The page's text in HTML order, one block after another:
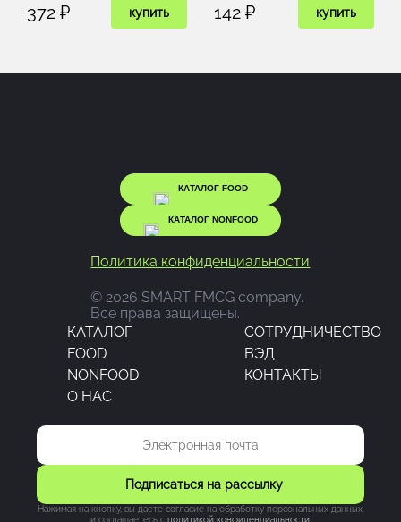
372 ₽ купить 142 ₽ купить
КАТАЛОГ FOOD
КАТАЛОГ NONFOOD
Политика конфиденциальности
© 2026 SMART FMCG company.
Все права защищены.
КАТАЛОГ
CОТРУДНИЧЕСТВО
FOOD
ВЭД
NONFOOD
КОНТАКТЫ
О НАС
Подписаться на рассылку
Нажимая на кнопку, вы даете согласие на обработку персональных данных
и соглашаетесь cполитикой конфиденциальности